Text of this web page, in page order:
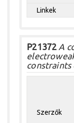
Linkek
P21372 A
constraints
Szerzők